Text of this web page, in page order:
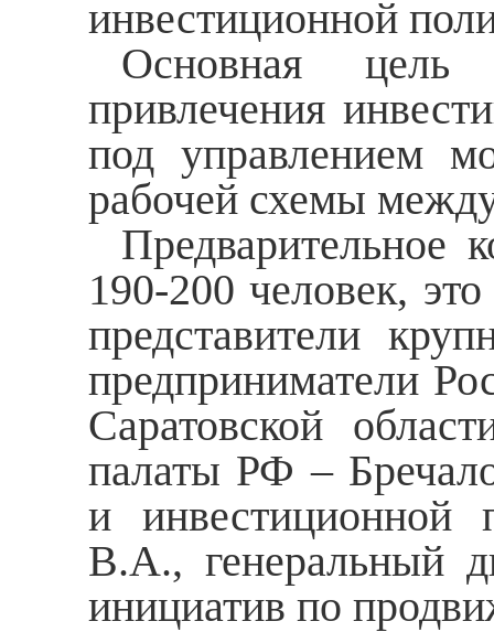
инвестиционной
Основная цель
привлечения
под управлением
рабочей схемы
Предварительное
190-200 человек,
представители
предприниматели
Саратовской
палаты РФ –
и инвестиционной
В.А., генеральный
инициатив по